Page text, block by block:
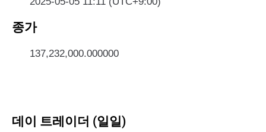
종가
137,232,000.000000
데이 트레이더 (일일)